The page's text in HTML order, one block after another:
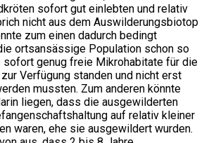
sofort gut einlebten und relativ
nicht aus dem Auswilderungsbiotop
zum einen dadurch bedingt
ortsansässige Population schon so
sofort genug freie Mikrohabitate für die
Verfügung standen und nicht erst
mussten. Zum anderen könnte
liegen, dass die ausgewilderten
auf relativ kleiner
waren, ehe sie ausgewildert wurden.